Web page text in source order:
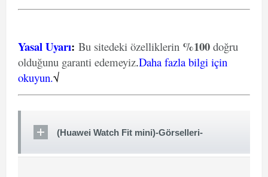
Yasal Uyarı: Bu sitedeki özelliklerin %100 doğru
olduğunu garanti edemeyiz.Daha fazla bilgi için
okuyun.√
(Huawei Watch Fit mini)-Görselleri-